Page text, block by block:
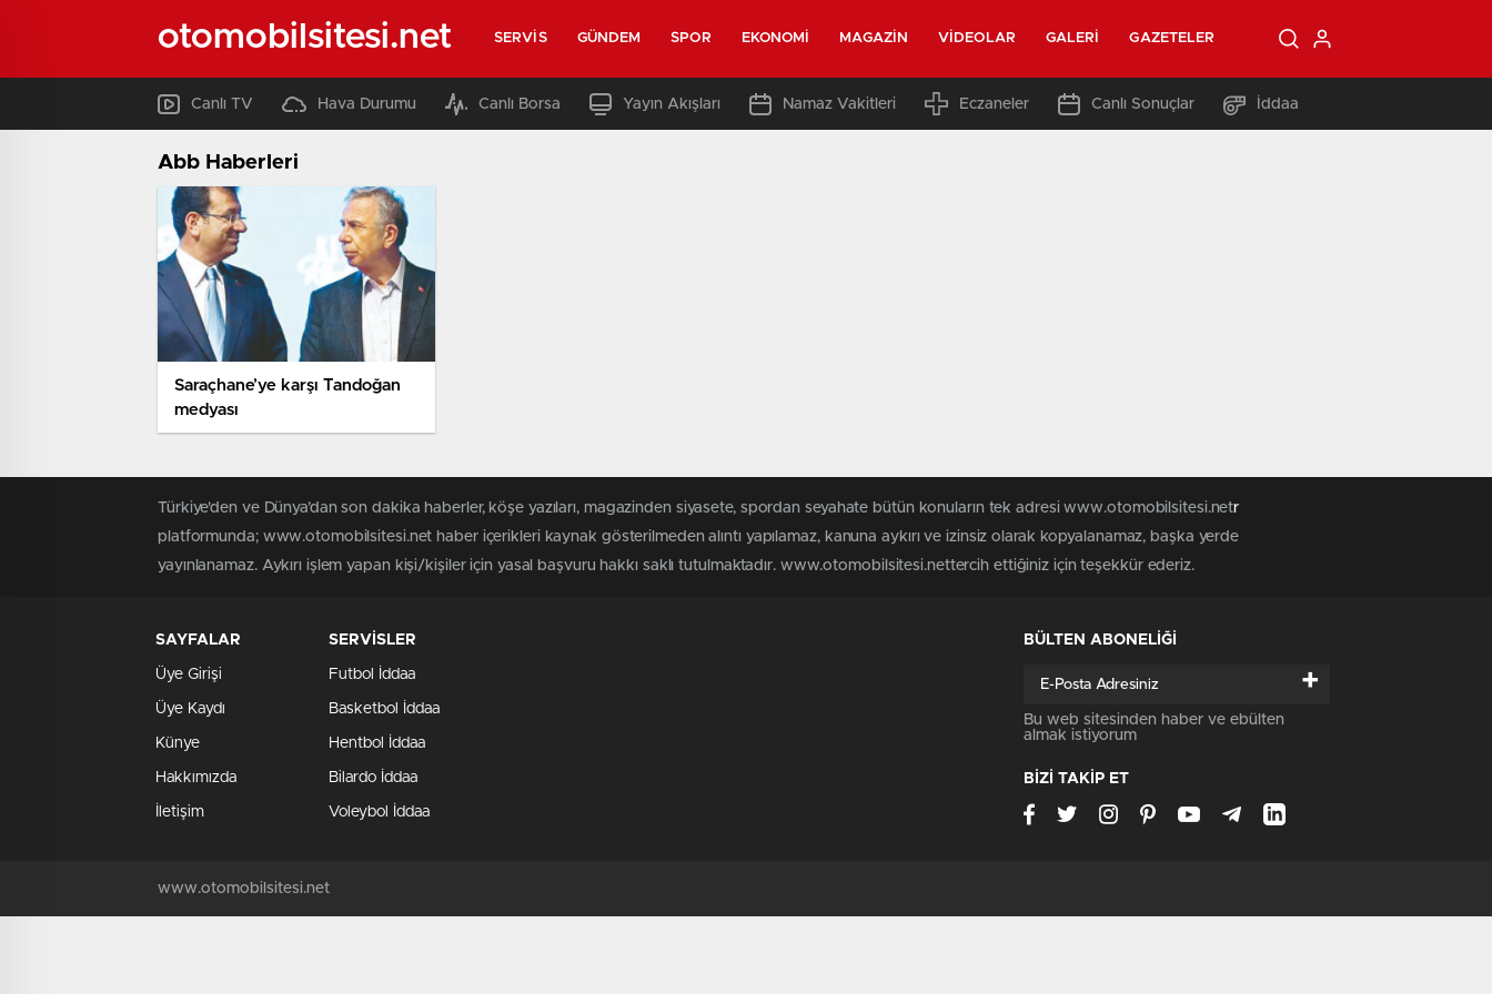
otomobilsitesi.net SERVIS GÜNDEM SPOR EKONOMI MAGAZIN VIDEOLAR GALERI GAZETELER
Canlı TV Hava Durumu Canlı Borsa Yayın Akışları Namaz Vakitleri Eczaneler Canlı Sonuçlar İddaa
Abb Haberleri
Saraçhane’ye karşı Tandoğan
medyası
Türkiye'den ve Dünya’dan son dakika haberler, köşe yazıları, magazinden siyasete, spordan seyahate bütün konuların tek adresi www.otomobilsitesi.netr
platformunda; www.otomobilsitesi.net haber içerikleri kaynak gösterilmeden alıntı yapılamaz, kanuna aykırı ve izinsiz olarak kopyalanamaz, başka yerde
yayınlanamaz. Aykırı işlem yapan kişi/kişiler için yasal başvuru hakkı saklı tutulmaktadır. www.otomobilsitesi.nettercih ettiğiniz için teşekkür ederiz.
SAYFALAR
Üye Girişi
Üye Kaydı
Künye
Hakkımızda
İletişim
SERVİSLER
Futbol İddaa
Basketbol İddaa
Hentbol İddaa
Bilardo İddaa
Voleybol İddaa
BÜLTEN ABONELİĞİ
+
Bu web sitesinden haber ve ebülten
almak istiyorum
BİZİ TAKİP ET
www.otomobilsitesi.net